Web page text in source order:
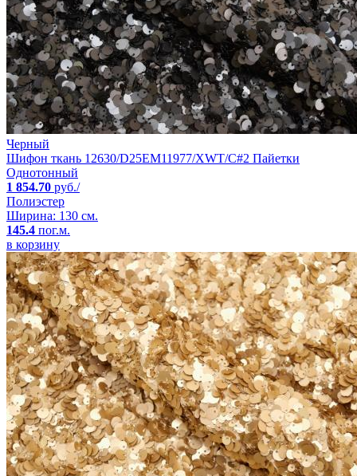
Черный
Шифон ткань 12630/D25EM11977/XWT/C#2 Пайетки
Однотонный
1 854.70 руб./
Полиэстер
Ширина: 130 см.
145.4 пог.м.
в корзину